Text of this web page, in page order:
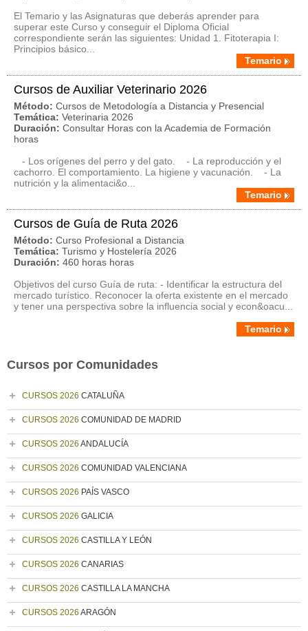
El Temario y las Asignaturas que deberás aprender para
superar este Curso y conseguir el Diploma Oficial
correspondiente serán las siguientes: Unidad 1. Fitoterapia I:
Principios básico...
Temario
Cursos de Auxiliar Veterinario 2026
Método: Cursos de Metodología a Distancia y Presencial
Temática: Veterinaria 2026
Duración: Consultar Horas con la Academia de Formación
horas
- Los orígenes del perro y del gato. - La reproducción y el
cachorro. El comportamiento. La higiene y vacunación. - La
nutrición y la alimentaci&o...
Temario
Cursos de Guía de Ruta 2026
Método: Curso Profesional a Distancia
Temática: Turismo y Hostelería 2026
Duración: 460 horas horas
Objetivos del curso Guía de ruta: - Identificar la estructura del
mercado turístico. Reconocer la oferta existente en el mercado
y tener una perspectiva sobre la influencia social y econ&oacu...
Temario
Cursos por Comunidades
CURSOS 2026 CATALUÑA
CURSOS 2026 COMUNIDAD DE MADRID
CURSOS 2026 ANDALUCÍA
CURSOS 2026 COMUNIDAD VALENCIANA
CURSOS 2026 PAÍS VASCO
CURSOS 2026 GALICIA
CURSOS 2026 CASTILLA Y LEÓN
CURSOS 2026 CANARIAS
CURSOS 2026 CASTILLA LA MANCHA
CURSOS 2026 ARAGÓN